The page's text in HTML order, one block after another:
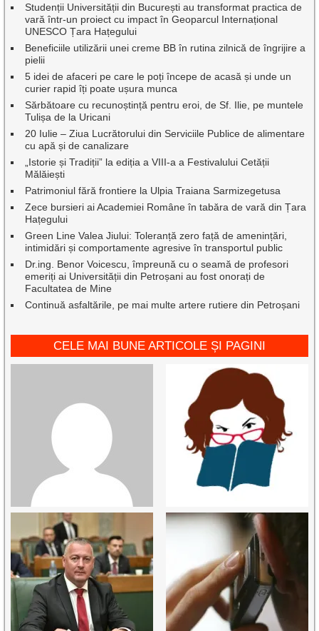
Studenții Universității din București au transformat practica de
vară într-un proiect cu impact în Geoparcul Internațional
UNESCO Țara Hațegului
Beneficiile utilizării unei creme BB în rutina zilnică de îngrijire a
pielii
5 idei de afaceri pe care le poți începe de acasă și unde un
curier rapid îți poate ușura munca
Sărbătoare cu recunoștință pentru eroi, de Sf. Ilie, pe muntele
Tulișa de la Uricani
20 Iulie – Ziua Lucrătorului din Serviciile Publice de alimentare
cu apă și de canalizare
„Istorie și Tradiții” la ediția a VIII-a a Festivalului Cetății
Mălăiești
Patrimoniul fără frontiere la Ulpia Traiana Sarmizegetusa
Zece bursieri ai Academiei Române în tabăra de vară din Țara
Hațegului
Green Line Valea Jiului: Toleranță zero față de amenințări,
intimidări și comportamente agresive în transportul public
Dr.ing. Benor Voicescu, împreună cu o seamă de profesori
emeriți ai Universității din Petroșani au fost onorați de
Facultatea de Mine
Continuă asfaltările, pe mai multe artere rutiere din Petroșani
CELE MAI BUNE ARTICOLE ȘI PAGINI